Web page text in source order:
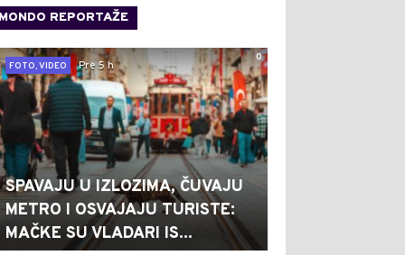
MONDO REPORTAŽE
0
FOTO, VIDEO
Pre 5 h
SPAVAJU U IZLOZIMA, ČUVAJU
METRO I OSVAJAJU TURISTE:
MAČKE SU VLADARI IS...